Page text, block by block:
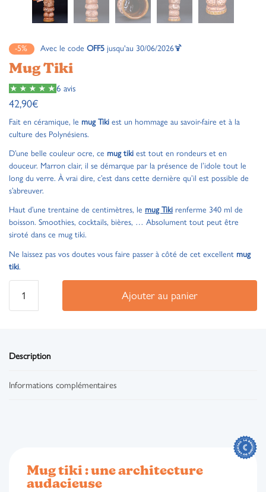
-5% Avec le code OFF5 jusqu'au 30/06/2026🍹
Mug Tiki
6 avis
42,90€
Fait en céramique, le mug Tiki est un hommage au savoir-faire et à la
culture des Polynésiens.
D’une belle couleur ocre, ce mug tiki est tout en rondeurs et en
douceur. Marron clair, il se démarque par la présence de l’idole tout le
long du verre. À vrai dire, c’est dans cette dernière qu’il est possible de
s’abreuver.
Haut d’une trentaine de centimètres, le mug Tiki renferme 340 ml de
boisson. Smoothies, cocktails, bières, … Absolument tout peut être
siroté dans ce mug tiki.
Ne laissez pas vos doutes vous faire passer à côté de cet excellent mug
tiki.
Ajouter au panier
Description
Informations complémentaires
Mug tiki : une architecture
audacieuse